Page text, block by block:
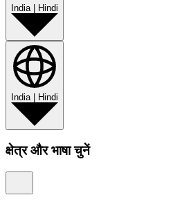
India| Hindi
India| Hindi
क्षेत्र और भाषा चुनें